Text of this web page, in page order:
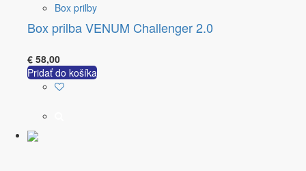
Box prilby
Box prilba VENUM Challenger 2.0
€ 58,00
Pridať do košíka